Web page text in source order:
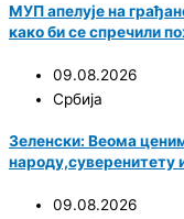
МУП апелује на
како би се спречили
09.08.2026
Србија
Зеленски: Веома
народу,суверенитету
09.08.2026